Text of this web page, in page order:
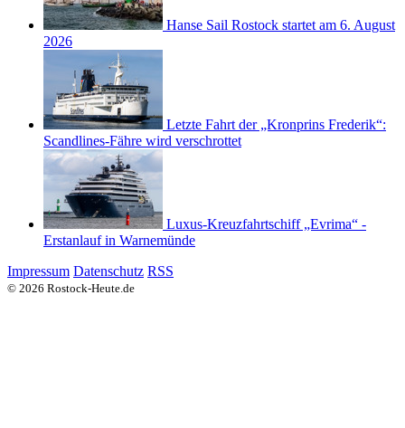
Hanse Sail Rostock startet am 6. August
2026
Letzte Fahrt der „Kronprins Frederik“:
Scandlines-Fähre wird verschrottet
Luxus-Kreuzfahrtschiff „Evrima“ -
Erstanlauf in Warnemünde
Impressum Datenschutz RSS
© 2026 Rostock-Heute.de